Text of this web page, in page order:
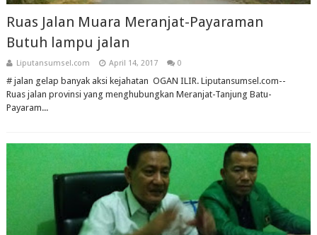
Ruas Jalan Muara Meranjat-Payaraman
Butuh lampu jalan
Liputansumsel.com April 14, 2017 0
# jalan gelap banyak aksi kejahatan OGAN ILIR. Liputansumsel.com--
Ruas jalan provinsi yang menghubungkan Meranjat-Tanjung Batu-
Payaram...